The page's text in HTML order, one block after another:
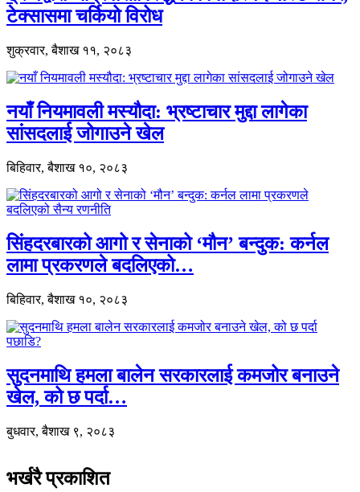
टेक्सासमा चर्कियो विरोध
शुक्रवार, बैशाख ११, २०८३
नयाँ नियमावली मस्यौदा: भ्रष्टाचार मुद्दा लागेका
सांसदलाई जोगाउने खेल
बिहिवार, बैशाख १०, २०८३
सिंहदरबारको आगो र सेनाको ‘मौन’ बन्दुक: कर्नल
लामा प्रकरणले बदलिएको…
बिहिवार, बैशाख १०, २०८३
सुदनमाथि हमला बालेन सरकारलाई कमजोर बनाउने
खेल, को छ पर्दा…
बुधवार, बैशाख ९, २०८३
भर्खरै प्रकाशित